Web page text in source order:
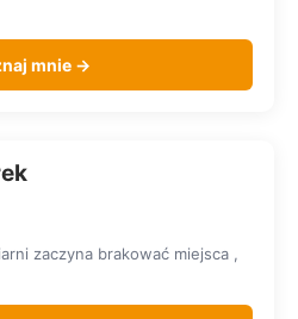
mnie →
zaczyna brakować miejsca ,